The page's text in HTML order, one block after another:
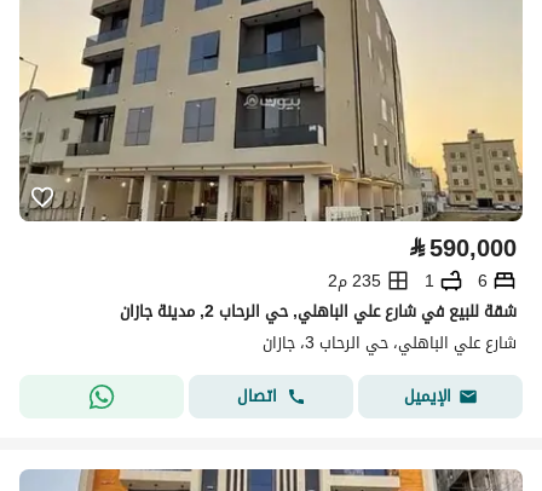
⃁590,000
6
1
235 م2
شقة للبيع في شارع علي الباهلي, حي الرحاب 2, مدينة جازان
شارع علي الباهلي، حي الرحاب 3، جازان
الإيميل
اتصال